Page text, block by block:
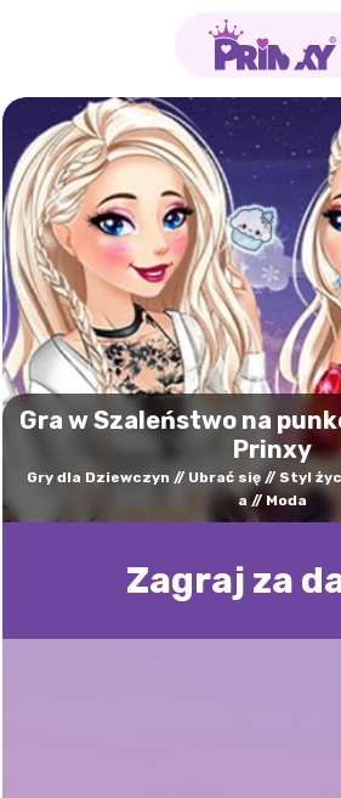
Gra w Szaleństwo na
Prinxy
Gry dla Dziewczyn Ubrać się Styl
a
Moda
Zagraj za